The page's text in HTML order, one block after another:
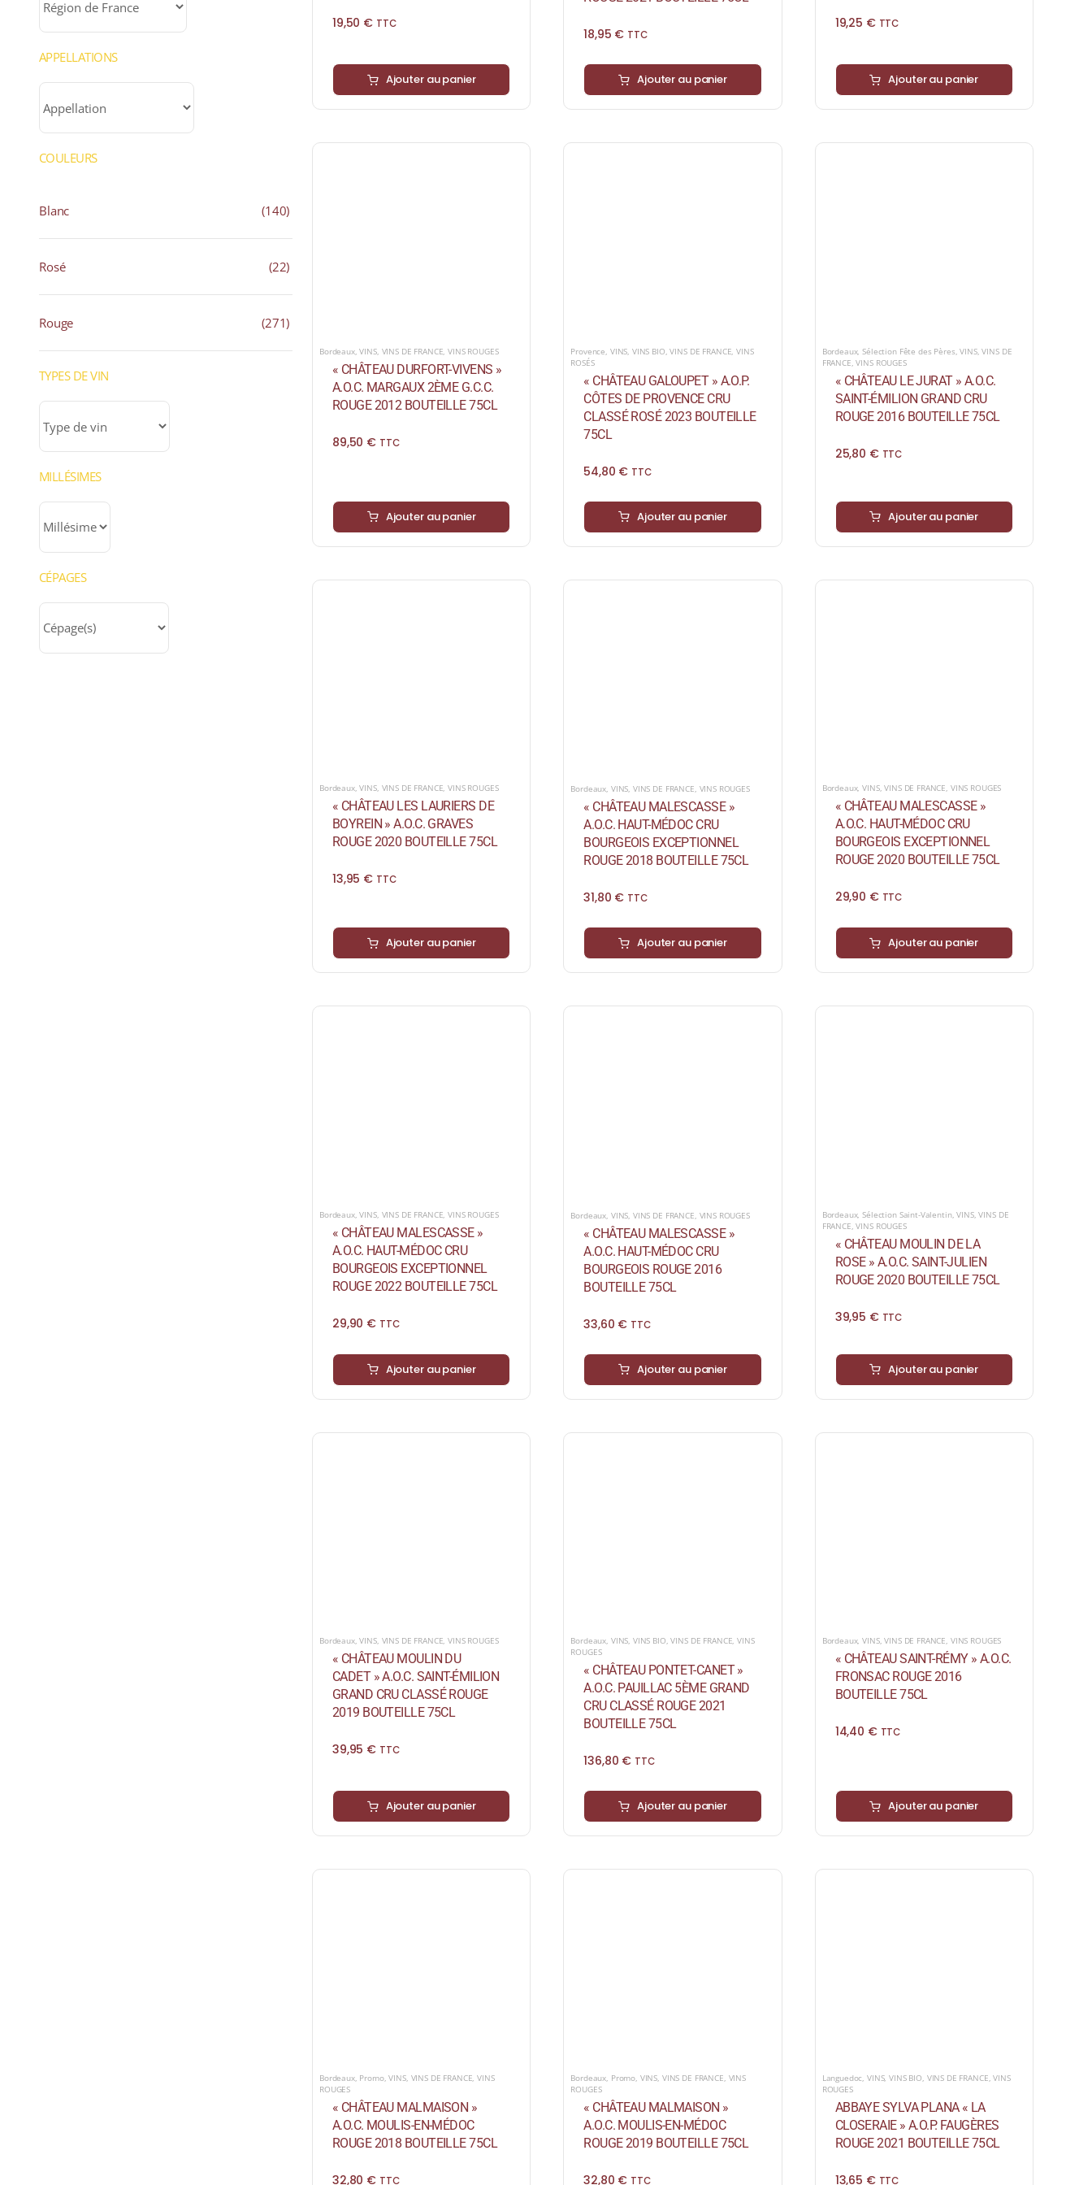
APPELLATIONS
COULEURS
Blanc (140)
Rosé (22)
Rouge (271)
TYPES DE VIN
MILLÉSIMES
CÉPAGES
19,50 € TTC
Ajouter au panier
18,95 € TTC
Ajouter au panier
19,25 € TTC
Ajouter au panier
Bordeaux,VINS, VINS DE FRANCE,VINS ROUGES
« CHÂTEAU DURFORT-VIVENS »
A.O.C. MARGAUX 2ÈME G.C.C.
ROUGE 2012 BOUTEILLE 75CL
89,50 € TTC
Ajouter au panier
Provence, VINS, VINS BIO,VINS DE FRANCE,VINS
ROSÉS
« CHÂTEAU GALOUPET » A.O.P.
CÔTES DE PROVENCE CRU
CLASSÉ ROSÉ 2023 BOUTEILLE
75CL
54,80 € TTC
Ajouter au panier
Bordeaux,Sélection Fête des Pères ,VINS,VINS DE
FRANCE ,VINS ROUGES
« CHÂTEAU LE JURAT » A.O.C.
SAINT-ÉMILION GRAND CRU
ROUGE 2016 BOUTEILLE 75CL
25,80 € TTC
Ajouter au panier
Bordeaux,VINS, VINS DE FRANCE,VINS ROUGES
« CHÂTEAU LES LAURIERS DE
BOYREIN » A.O.C. GRAVES
ROUGE 2020 BOUTEILLE 75CL
13,95 € TTC
Ajouter au panier
Bordeaux, VINS, VINS DE FRANCE, VINS ROUGES
« CHÂTEAU MALESCASSE »
A.O.C. HAUT-MÉDOC CRU
BOURGEOIS EXCEPTIONNEL
ROUGE 2018 BOUTEILLE 75CL
31,80 € TTC
Ajouter au panier
Bordeaux,VINS,VINS DE FRANCE, VINS ROUGES
« CHÂTEAU MALESCASSE »
A.O.C. HAUT-MÉDOC CRU
BOURGEOIS EXCEPTIONNEL
ROUGE 2020 BOUTEILLE 75CL
29,90 € TTC
Ajouter au panier
Bordeaux,VINS, VINS DE FRANCE ,VINS ROUGES
« CHÂTEAU MALESCASSE »
A.O.C. HAUT-MÉDOC CRU
BOURGEOIS EXCEPTIONNEL
ROUGE 2022 BOUTEILLE 75CL
29,90 € TTC
Ajouter au panier
Bordeaux VINS VINS DE FRANCE VINS ROUGES
« CHÂTEAU MALESCASSE »
A.O.C. HAUT-MÉDOC CRU
BOURGEOIS ROUGE 2016
BOUTEILLE 75CL
33,60 € TTC
Ajouter au panier
Bordeaux,Sélection Saint-Valentin,VINS,VINS DE
FRANCE,VINS ROUGES
« CHÂTEAU MOULIN DE LA
ROSE » A.O.C. SAINT-JULIEN
ROUGE 2020 BOUTEILLE 75CL
39,95 € TTC
Ajouter au panier
Bordeaux,VINS, VINS DE FRANCE,VINS ROUGES
« CHÂTEAU MOULIN DU
CADET » A.O.C. SAINT-ÉMILION
GRAND CRU CLASSÉ ROUGE
2019 BOUTEILLE 75CL
39,95 € TTC
Ajouter au panier
Bordeaux, VINS, VINS BIO,VINS DE FRANCE,VINS
ROUGES
« CHÂTEAU PONTET-CANET »
A.O.C. PAUILLAC 5ÈME GRAND
CRU CLASSÉ ROUGE 2021
BOUTEILLE 75CL
136,80 € TTC
Ajouter au panier
Bordeaux,VINS,VINS DE FRANCE, VINS ROUGES
« CHÂTEAU SAINT-RÉMY » A.O.C.
FRONSAC ROUGE 2016
BOUTEILLE 75CL
14,40 € TTC
Ajouter au panier
Bordeaux, Promo,VINS, VINS DE FRANCE,VINS
ROUGES
« CHÂTEAU MALMAISON »
A.O.C. MOULIS-EN-MÉDOC
ROUGE 2018 BOUTEILLE 75CL
32,80 € TTC
Bordeaux, Promo, VINS, VINS DE FRANCE, VINS
ROUGES
« CHÂTEAU MALMAISON »
A.O.C. MOULIS-EN-MÉDOC
ROUGE 2019 BOUTEILLE 75CL
32,80 € TTC
Languedoc ,VINS,VINS BIO VINS DE FRANCE ,VINS
ROUGES
ABBAYE SYLVA PLANA « LA
CLOSERAIE » A.O.P. FAUGÈRES
ROUGE 2021 BOUTEILLE 75CL
13,65 € TTC